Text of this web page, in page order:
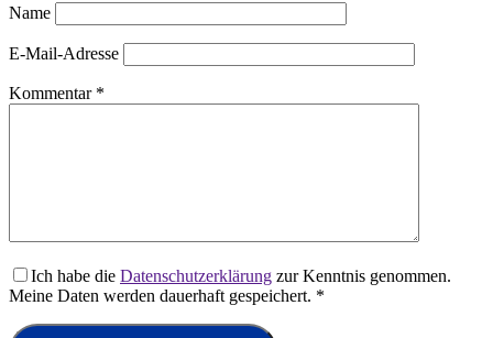
Name
E-Mail-Adresse
Kommentar *
Ich habe die Datenschutzerklärung zur Kenntnis genommen.
Meine Daten werden dauerhaft gespeichert. *